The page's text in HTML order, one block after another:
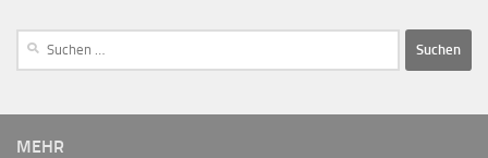
MEHR